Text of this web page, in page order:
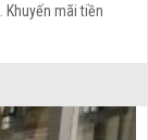
Khuyến mãi tiền